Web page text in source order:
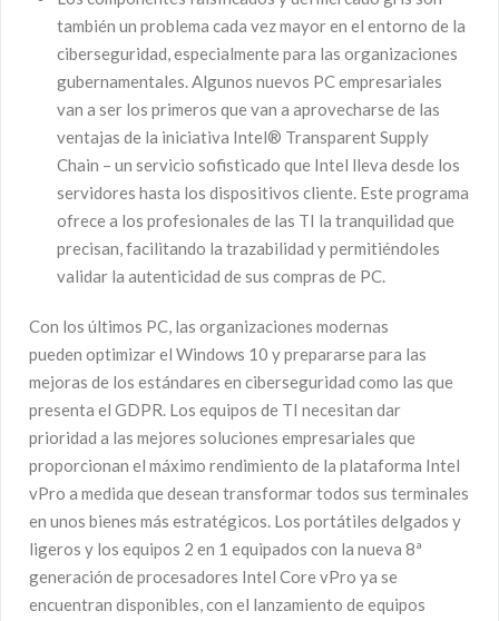
también un problema cada vez mayor en el entorno de la
ciberseguridad, especialmente para las organizaciones
gubernamentales. Algunos nuevos PC empresariales
van a ser los primeros que van a aprovecharse de las
ventajas de la iniciativa Intel® Transparent Supply
Chain – un servicio sofisticado que Intel lleva desde los
servidores hasta los dispositivos cliente. Este programa
ofrece a los profesionales de las TI la tranquilidad que
precisan, facilitando la trazabilidad y permitiéndoles
validar la autenticidad de sus compras de PC.
Con los últimos PC, las organizaciones modernas
pueden optimizar el Windows 10 y prepararse para las
mejoras de los estándares en ciberseguridad como las que
presenta el GDPR. Los equipos de TI necesitan dar
prioridad a las mejores soluciones empresariales que
proporcionan el máximo rendimiento de la plataforma Intel
vPro a medida que desean transformar todos sus terminales
en unos bienes más estratégicos. Los portátiles delgados y
ligeros y los equipos 2 en 1 equipados con la nueva 8ª
generación de procesadores Intel Core vPro ya se
encuentran disponibles, con el lanzamiento de equipos